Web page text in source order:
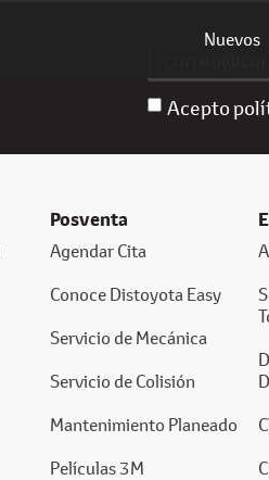
Nuevos
Acepto
Posventa
Agendar Cita
Conoce Distoyota Easy
Servicio de Mecánica
Servicio de Colisión
Mantenimiento Planeado
Películas 3M